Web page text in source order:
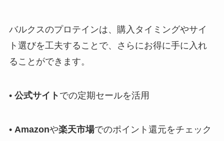
バルクスのプロテインは、購入タイミングやサイ
ト選びを工夫することで、さらにお得に手に入れ
ることができます。
• 公式サイト での定期セールを活用
• Amazonや楽天市場でのポイント還元をチェック